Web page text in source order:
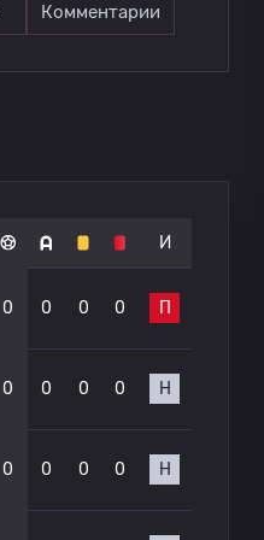
Комментарии
И
0 0 0 0 П
0 0 0 0 Н
0 0 0 0 Н